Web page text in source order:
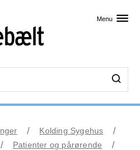
Menu
Kolding Sygehus
Patienter og pårørende